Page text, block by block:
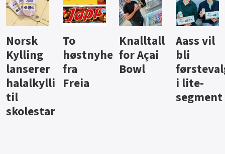
Knalltall
for Açai
Bowl
bli
førstevalg
i lite-
Brus og
jus fra
Berentsen
Hard
Hansa